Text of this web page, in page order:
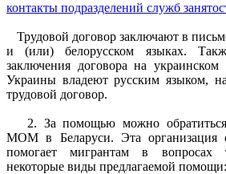
контакты подразделений служб
Трудовой договор заключают в
и (или) белорусском языках.
заключения договора на
Украины владеют русским языком,
трудовой договор.
2. За помощью можно обратиться
МОМ в Беларуси. Эта организация
помогает мигрантам в вопросах
некоторые виды предлагаемой помощи: